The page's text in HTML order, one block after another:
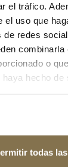
el tráfico.
el uso que
de redes
o
hecho de
todas